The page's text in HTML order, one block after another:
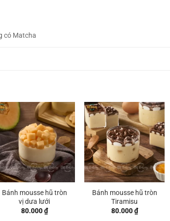
có Matcha
Bánh mousse hũ tròn
vị dưa lưới
80.000₫
Bánh mousse hũ tròn
Tiramisu
80.000₫